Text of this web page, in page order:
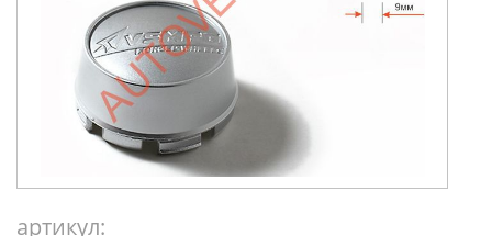
артикул: